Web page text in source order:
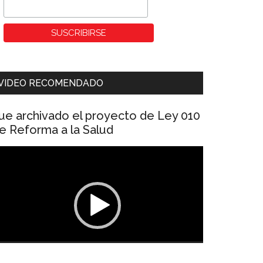
RECOMENDADO
archivado el proyecto de Ley 010
Reforma a la Salud